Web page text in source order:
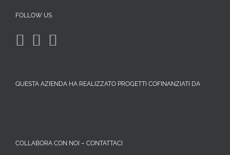
FOLLOW US
QUESTA AZIENDA HA REALIZZATO PROGETTI COFINANZIATI DA
COLLABORA CON NOI – CONTATTACI